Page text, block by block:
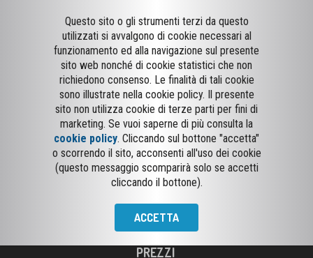
Questo sito o gli strumenti terzi da questo
utilizzati si avvalgono di cookie necessari al
funzionamento ed alla navigazione sul presente
sito web nonché di cookie statistici che non
richiedono consenso. Le finalità di tali cookie
sono illustrate nella cookie policy. Il presente
sito non utilizza cookie di terze parti per fini di
marketing. Se vuoi saperne di più consulta la
cookie policy. Cliccando sul bottone "accetta"
o scorrendo il sito, acconsenti all'uso dei cookie
(questo messaggio scomparirà solo se accetti
cliccando il bottone).
ACCETTA
SESTO SAN GIOVANNI
PROGRAMMAZIONE
INFO CINEMA
PREZZI
DOVE SIAMO
CONTATTI